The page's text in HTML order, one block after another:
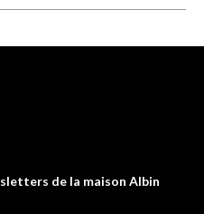
de la maison Albin